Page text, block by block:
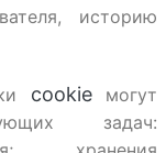
историю
cookieмогут
задач: